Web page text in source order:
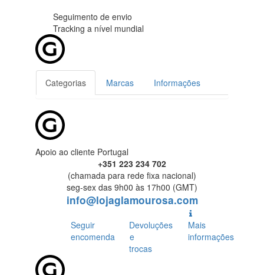
Seguimento de envio
Tracking a nível mundial
Categorias Marcas Informações
Apoio ao cliente Portugal
+351 223 234 702
(chamada para rede fixa nacional)
seg-sex das 9h00 às 17h00 (GMT)
info@lojaglamourosa.com
Seguir
encomenda
Devoluções
e
trocas
Mais
informações